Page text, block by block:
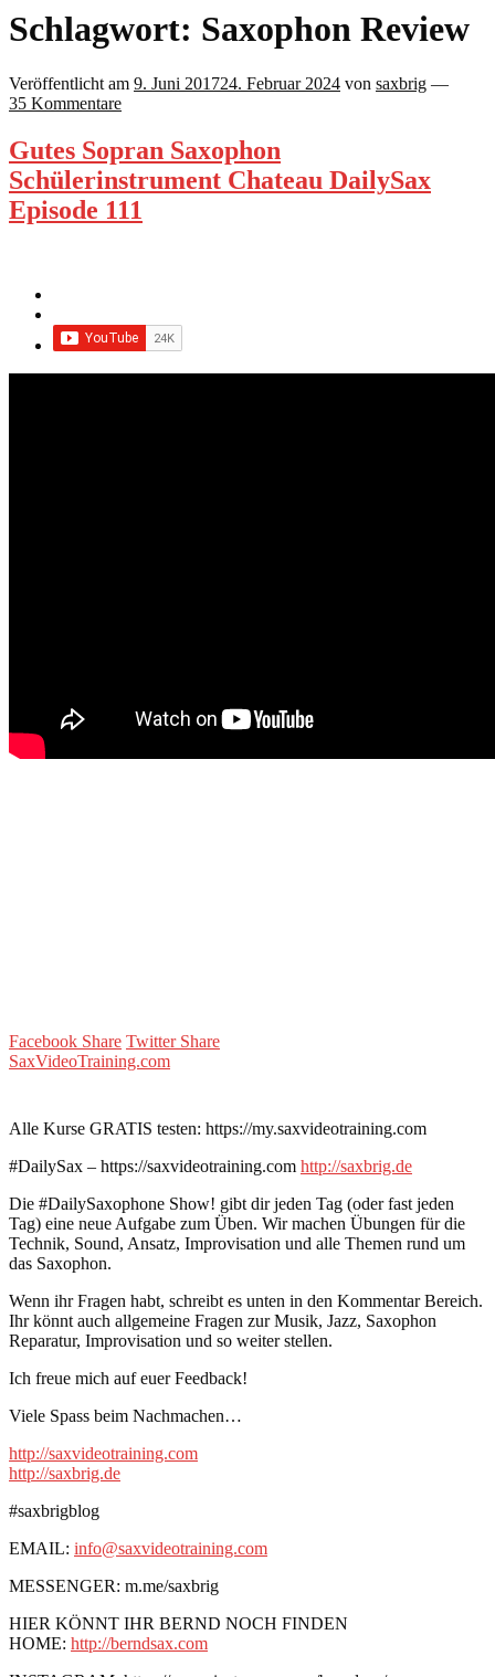
Schlagwort: Saxophon Review
Veröffentlicht am 9. Juni 201724. Februar 2024 von saxbrig —
35 Kommentare
Gutes Sopran Saxophon
Schülerinstrument Chateau DailySax
Episode 111
Facebook Share Twitter Share
SaxVideoTraining.com
Alle Kurse GRATIS testen: https://my.saxvideotraining.com
#DailySax – https://saxvideotraining.com http://saxbrig.de
Die #DailySaxophone Show! gibt dir jeden Tag (oder fast jeden
Tag) eine neue Aufgabe zum Üben. Wir machen Übungen für die
Technik, Sound, Ansatz, Improvisation und alle Themen rund um
das Saxophon.
Wenn ihr Fragen habt, schreibt es unten in den Kommentar Bereich.
Ihr könnt auch allgemeine Fragen zur Musik, Jazz, Saxophon
Reparatur, Improvisation und so weiter stellen.
Ich freue mich auf euer Feedback!
Viele Spass beim Nachmachen…
http://saxvideotraining.com
http://saxbrig.de
#saxbrigblog
EMAIL: info@saxvideotraining.com
MESSENGER: m.me/saxbrig
HIER KÖNNT IHR BERND NOCH FINDEN
HOME: http://berndsax.com